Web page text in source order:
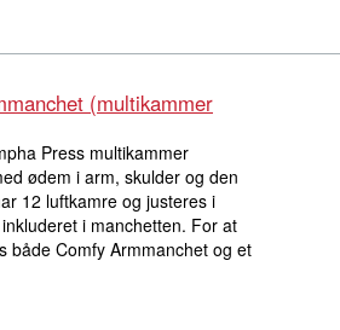
(multikammer
Press multikammer
ødem i arm, skulder og den
12 luftkamre og justeres i
i manchetten. For at
både Comfy Armmanchet og et